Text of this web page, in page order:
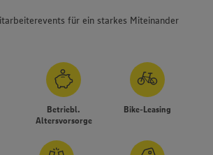
für ein starkes Miteinander
Betriebl.
Altersvorsorge
Bike-Leasing